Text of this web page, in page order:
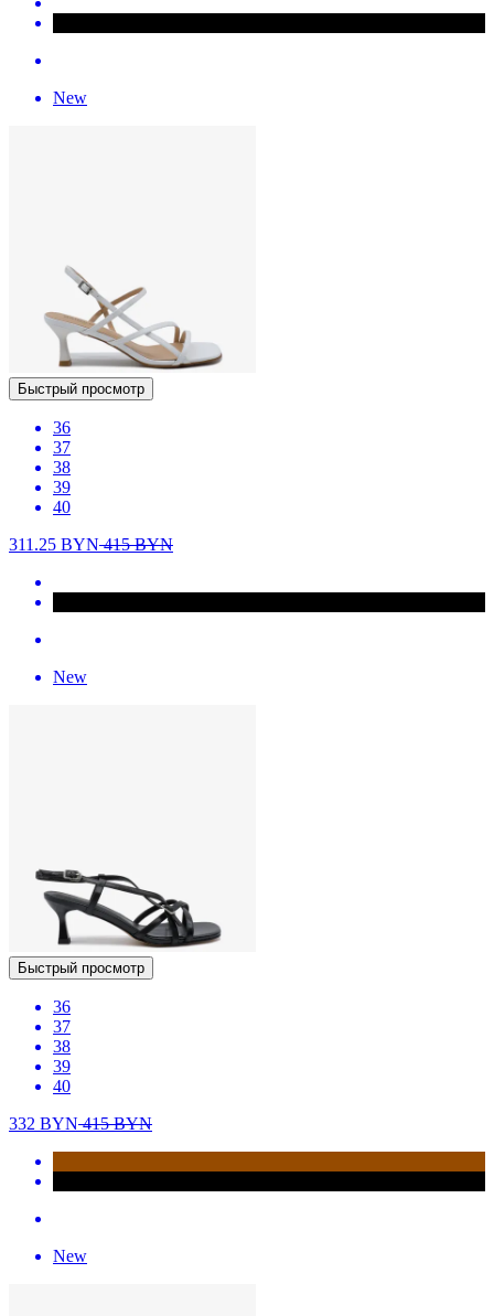
New
Быстрый просмотр
36
37
38
39
40
311.25 BYN415BYN
New
Быстрый просмотр
36
37
38
39
40
332 BYN415BYN
New